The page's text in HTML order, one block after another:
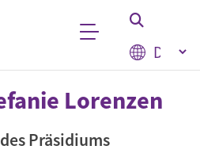
Select
Lorenzen
Präsidiums